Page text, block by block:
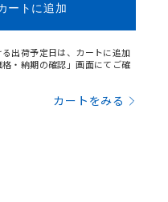
ートに追加
出荷予定日は、カートに追加
・納期の確認」画面にてご確
カートをみる